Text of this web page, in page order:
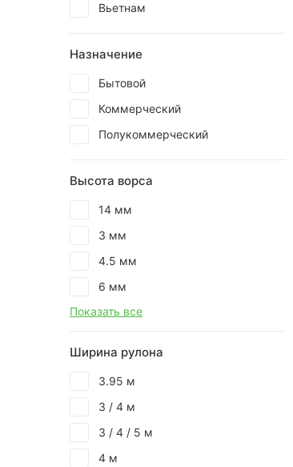
Вьетнам
Назначение
Бытовой
Коммерческий
Полукоммерческий
Высота ворса
14 мм
3 мм
4.5 мм
6 мм
Показать все
Ширина рулона
3.95 м
3 / 4 м
3 / 4 / 5 м
4 м